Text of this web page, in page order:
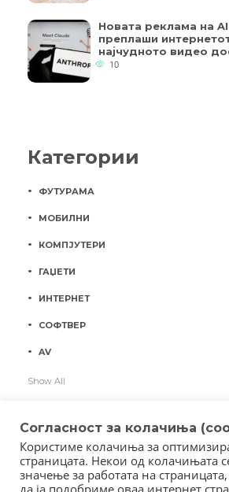
Новата реклама на AI
преплаши
најчудното видео
10
Категории
ФУТУРАМА
МОБИЛНИ
КОМПЈУТЕРИ
ГАЏЕТИ
ИНТЕРНЕТ
СОФТВЕР
AV
Show All
Согласност за колачиња
Користиме колачиња за
страницата. Некои од колачињата
значење за работата на
да ја подобриме оваа интернет